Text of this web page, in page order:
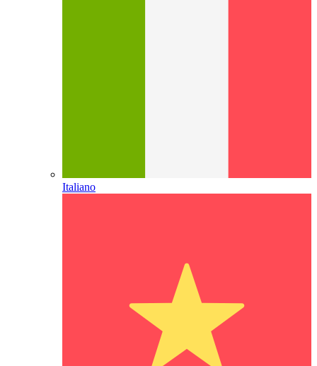
Italiano